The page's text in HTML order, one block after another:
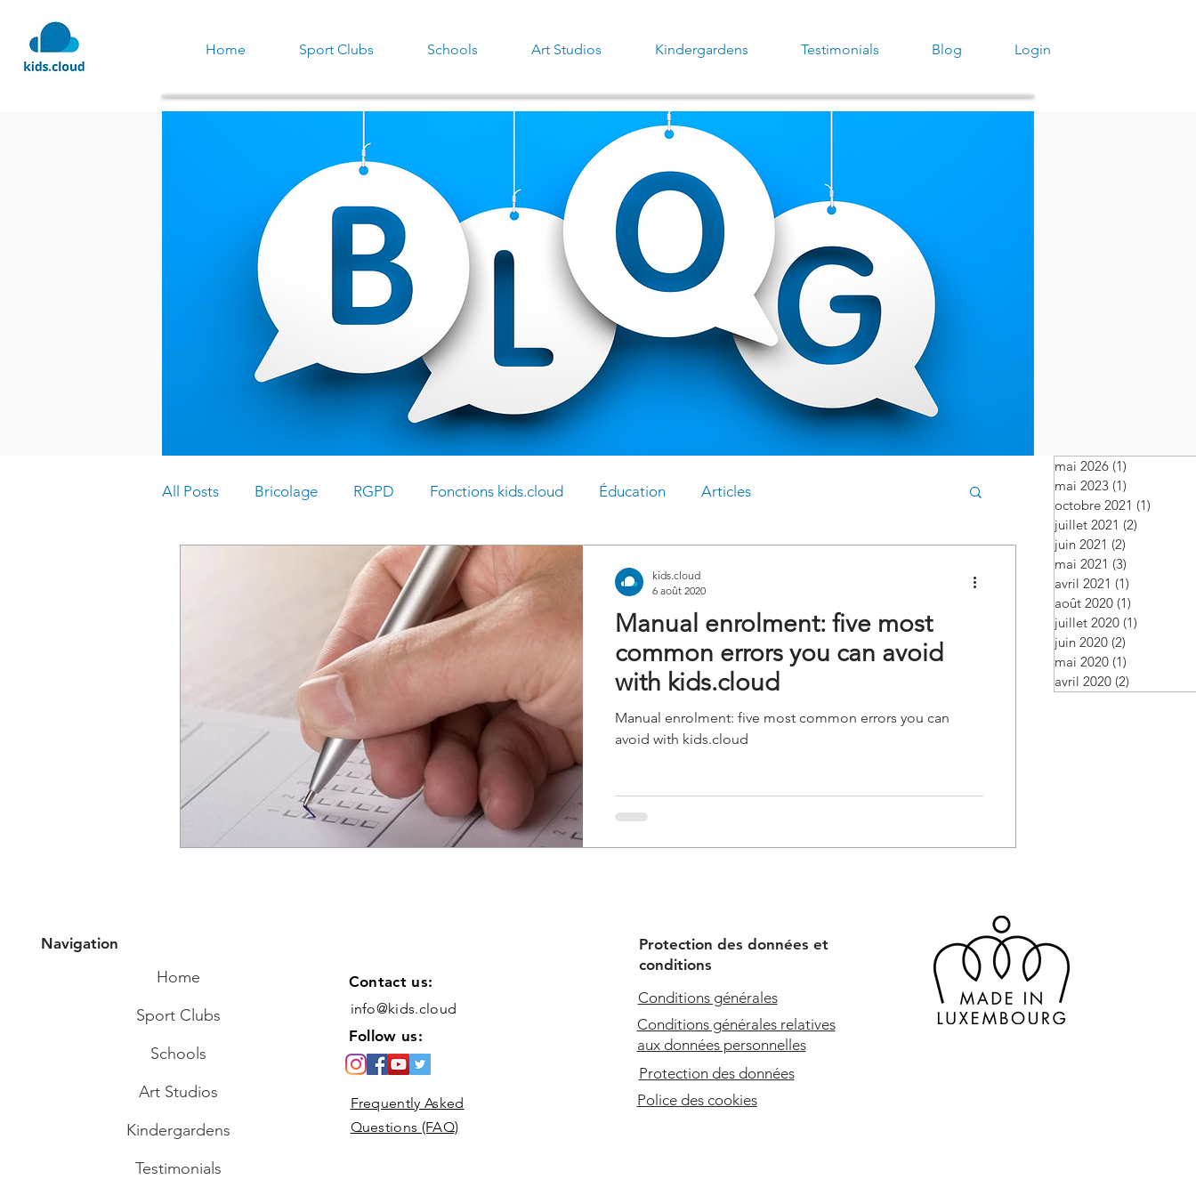
Home Sport Clubs Schools Art Studios Kindergardens Testimonials Blog Login
All Posts Bricolage RGPD Fonctions kids.cloud Éducation Articles
Manual enrolment: five most
common errors you can avoid
with kids.cloud
Manual enrolment: five most common errors you can
avoid with kids.cloud
kids.cloud
6 août 2020
mai 2026 (1)
mai 2023 (1)
octobre 2021 (1)
juillet 2021 (2)
juin 2021 (2)
mai 2021 (3)
avril 2021 (1)
août 2020 (1)
juillet 2020 (1)
juin 2020 (2)
mai 2020 (1)
avril 2020 (2)
Navigation
Home
Sport Clubs
Schools
Art Studios
Kindergardens
Testimonials
Contact us:
info@kids.cloud
Follow us:
Frequently Asked
Questions (FAQ)
Protection des données et
conditions
Conditions générales
Conditions générales relatives
aux données personnelles
Protection des données
Police des cookies